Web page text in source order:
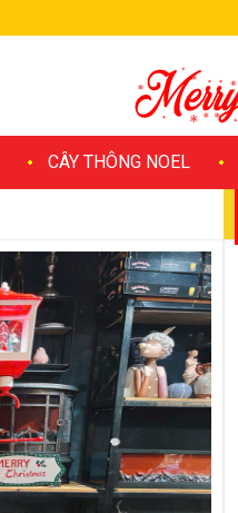
CÂY THÔNG NOEL